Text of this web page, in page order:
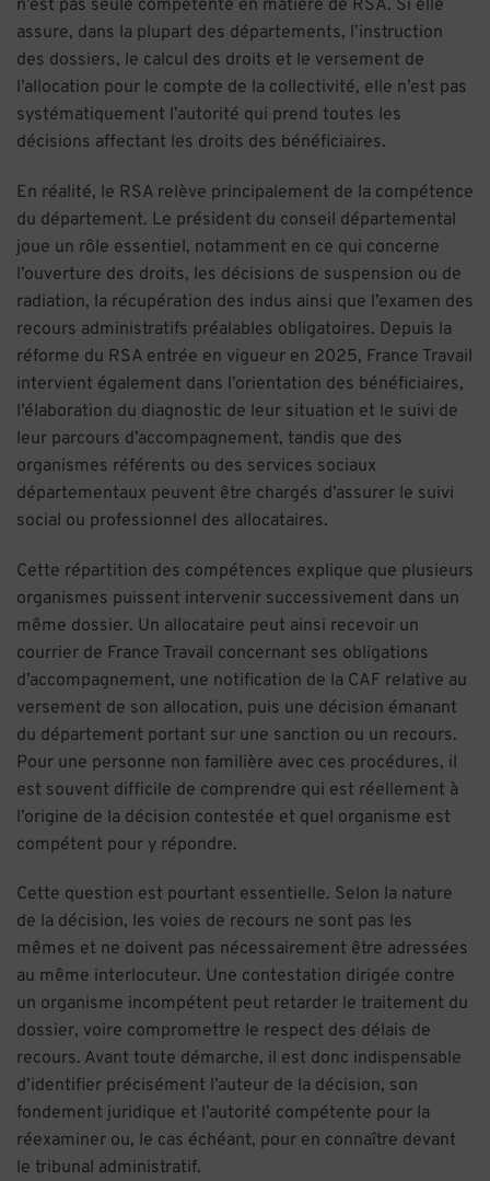
n’est pas seule compétente en matière de RSA. Si elle
assure, dans la plupart des départements, l’instruction
des dossiers, le calcul des droits et le versement de
l’allocation pour le compte de la collectivité, elle n’est pas
systématiquement l’autorité qui prend toutes les
décisions affectant les droits des bénéficiaires.
En réalité, le RSA relève principalement de la compétence
du département. Le président du conseil départemental
joue un rôle essentiel, notamment en ce qui concerne
l’ouverture des droits, les décisions de suspension ou de
radiation, la récupération des indus ainsi que l’examen des
recours administratifs préalables obligatoires. Depuis la
réforme du RSA entrée en vigueur en 2025, France Travail
intervient également dans l’orientation des bénéficiaires,
l’élaboration du diagnostic de leur situation et le suivi de
leur parcours d’accompagnement, tandis que des
organismes référents ou des services sociaux
départementaux peuvent être chargés d’assurer le suivi
social ou professionnel des allocataires.
Cette répartition des compétences explique que plusieurs
organismes puissent intervenir successivement dans un
même dossier. Un allocataire peut ainsi recevoir un
courrier de France Travail concernant ses obligations
d’accompagnement, une notification de la CAF relative au
versement de son allocation, puis une décision émanant
du département portant sur une sanction ou un recours.
Pour une personne non familière avec ces procédures, il
est souvent difficile de comprendre qui est réellement à
l’origine de la décision contestée et quel organisme est
compétent pour y répondre.
Cette question est pourtant essentielle. Selon la nature
de la décision, les voies de recours ne sont pas les
mêmes et ne doivent pas nécessairement être adressées
au même interlocuteur. Une contestation dirigée contre
un organisme incompétent peut retarder le traitement du
dossier, voire compromettre le respect des délais de
recours. Avant toute démarche, il est donc indispensable
d’identifier précisément l’auteur de la décision, son
fondement juridique et l’autorité compétente pour la
réexaminer ou, le cas échéant, pour en connaître devant
le tribunal administratif.